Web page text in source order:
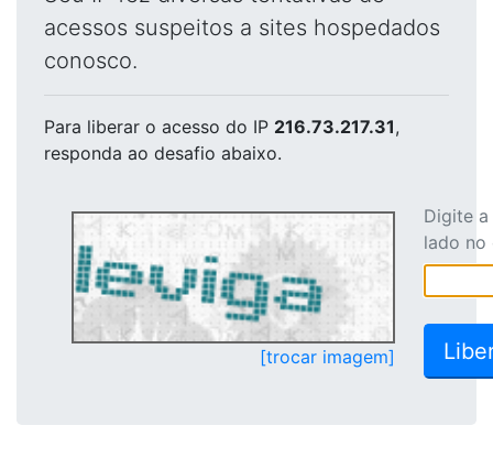
acessos suspeitos a sites hospedados
conosco.
Para liberar o acesso do IP 216.73.217.31,
responda ao desafio abaixo.
[trocar imagem]
Digite
lado no